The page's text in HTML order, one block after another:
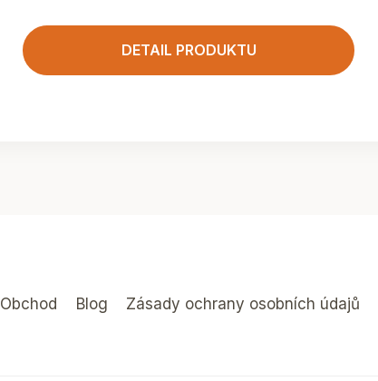
DETAIL PRODUKTU
Obchod Blog Zásady ochrany osobních údajů